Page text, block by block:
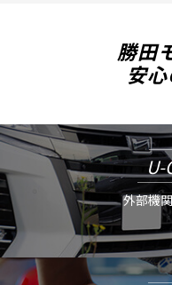
勝田
安
U-
外部機